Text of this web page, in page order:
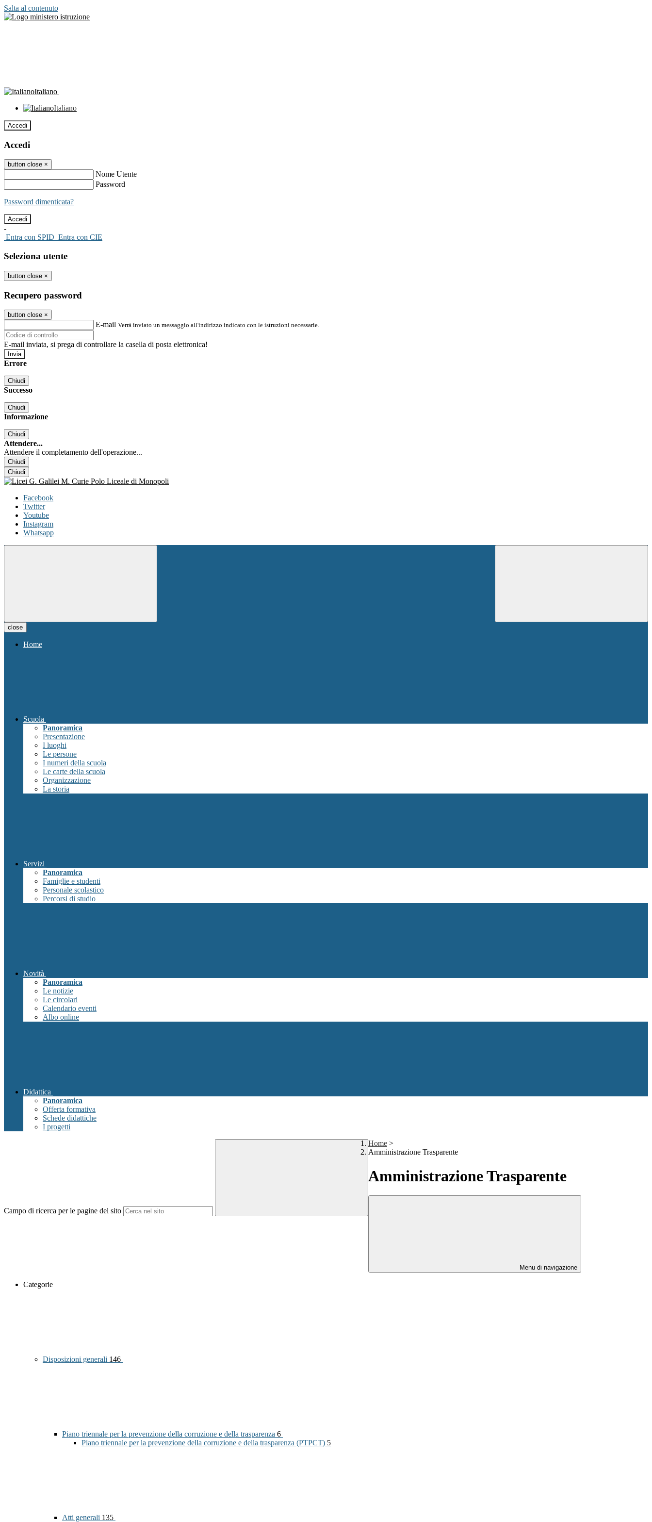
Salta al contenuto
Italiano
Italiano
Accedi
Accedi
button close ×
Nome Utente
Password
Password dimenticata?
-
Entra con SPID Entra con CIE
Seleziona utente
button close ×
Recupero password
button close ×
E-mail Verrà inviato un messaggio all'indirizzo indicato con le istruzioni necessarie.
E-mail inviata, si prega di controllare la casella di posta elettronica!
Errore
Chiudi
Successo
Chiudi
Informazione
Chiudi
Attendere...
Attendere il completamento dell'operazione...
Chiudi
Chiudi
Facebook
Twitter
Youtube
Instagram
Whatsapp
close
Home
Scuola
Panoramica
Presentazione
I luoghi
Le persone
I numeri della scuola
Le carte della scuola
Organizzazione
La storia
Servizi
Panoramica
Famiglie e studenti
Personale scolastico
Percorsi di studio
Novità
Panoramica
Le notizie
Le circolari
Calendario eventi
Albo online
Didattica
Panoramica
Offerta formativa
Schede didattiche
I progetti
Campo di ricerca per le pagine del sito
Home >
Amministrazione Trasparente
Amministrazione Trasparente
Menu di navigazione
Categorie
Disposizioni generali 146
Piano triennale per la prevenzione della corruzione e della trasparenza 6
Piano triennale per la prevenzione della corruzione e della trasparenza (PTPCT) 5
Atti generali 135